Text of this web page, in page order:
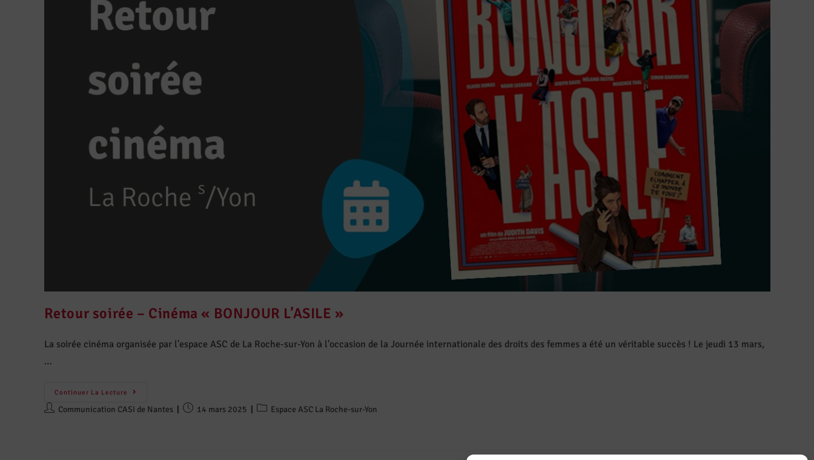
Retour soirée – Cinéma « BONJOUR L’ASILE »
La soirée cinéma organisée par l'espace ASC de La Roche-sur-Yon à l'occasion de la Journée internationale des droits des femmes a été un véritable succès ! Le jeudi 13 mars,
…
Continuer La Lecture
Communication CASI de Nantes 14 mars 2025 Espace ASC La Roche-sur-Yon